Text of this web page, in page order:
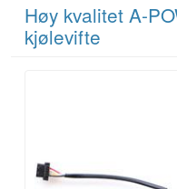
Høy kvalitet A-
kjølevifte